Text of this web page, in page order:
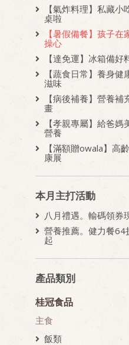
【氣炸料理】私藏小
桌啦
【暑假備餐】孩子在
操心
【達免運】冰箱備好
【蔬食日常】養身健
滋味
【病後補養】營養補
畫
【孝親專屬】給爸媽
營養
【滿額贈owala】高
康展
本月主打活動
八月禮遇。輸碼領券
營養推薦。健力餐64
起
產品類別
桂冠食品
主食
飯類